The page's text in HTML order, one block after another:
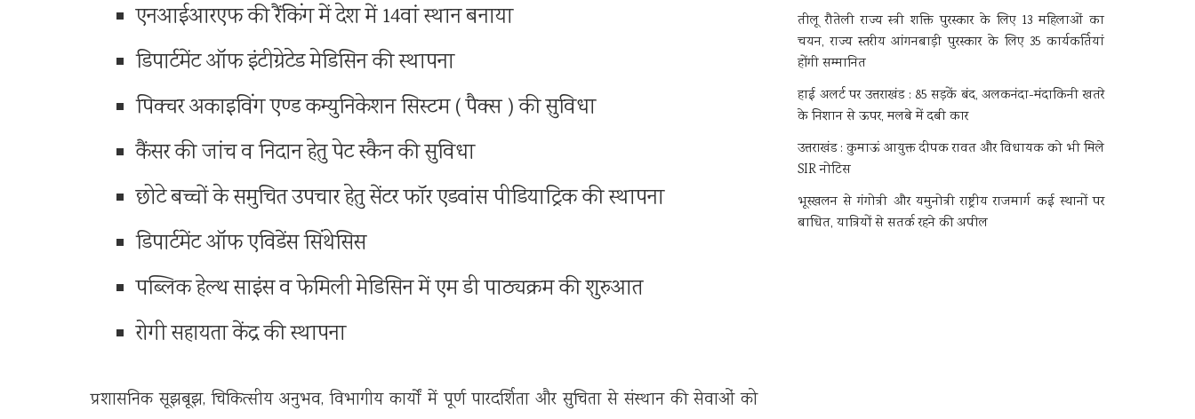
एनआईआरएफ की रैंकिंग में देश में 14वां स्थान बनाया
डिपार्टमेंट ऑफ इंटीग्रेटेड मेडिसिन की स्थापना
पिक्चर अकाइविंग एण्ड कम्युनिकेशन सिस्टम ( पैक्स ) की सुविधा
कैंसर की जांच व निदान हेतु पेट स्कैन की सुविधा
छोटे बच्चों के समुचित उपचार हेतु सेंटर फॉर एडवांस पीडियाट्रिक की स्थापना
डिपार्टमेंट ऑफ एविडेंस सिंथेसिस
पब्लिक हेल्थ साइंस व फेमिली मेडिसिन में एम डी पाठ्यक्रम की शुरुआत
रोगी सहायता केंद्र की स्थापना
प्रशासनिक सूझबूझ, चिकित्सीय अनुभव, विभागीय कार्यों में पूर्ण पारदर्शिता और सुचिता से संस्थान की सेवाओं को
तीलू रौतेली राज्य स्त्री शक्ति पुरस्कार के लिए 13 महिलाओं का
चयन, राज्य स्तरीय आंगनबाड़ी पुरस्कार के लिए 35 कार्यकर्तियां
होंगी सम्मानित
हाई अलर्ट पर उत्तराखंड : 85 सड़कें बंद, अलकनंदा-मंदाकिनी खतरे
के निशान से ऊपर, मलबे में दबी कार
उत्तराखंड : कुमाऊं आयुक्त दीपक रावत और विधायक को भी मिले
SIR नोटिस
भूस्खलन से गंगोत्री और यमुनोत्री राष्ट्रीय राजमार्ग कई स्थानों पर
बाधित, यात्रियों से सतर्क रहने की अपील